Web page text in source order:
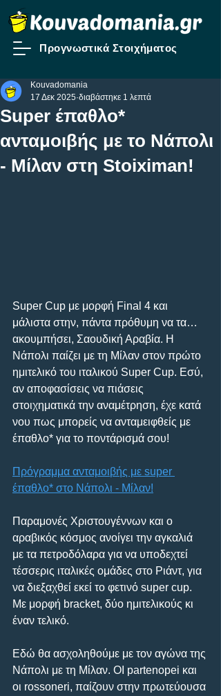
Προγνωστικά Στοιχήματος
Super έπαθλο*
ανταμοιβής με το Νάπολι
- Μίλαν στη Stoiximan!
Kouvadomania
17 Δεκ 2025 διαβάστηκε 1 λεπτά
Super Cup με μορφή Final 4 και
μάλιστα στην, πάντα πρόθυμη να τα…
ακουμπήσει, Σαουδική Αραβία. Η
Νάπολι παίζει με τη Μίλαν στον πρώτο
ημιτελικό του ιταλικού Super Cup. Εσύ,
αν αποφασίσεις να πιάσεις
στοιχηματικά την αναμέτρηση, έχε κατά
νου πως μπορείς να ανταμειφθείς με
έπαθλο* για το ποντάρισμά σου!
Πρόγραμμα ανταμοιβής με super
έπαθλο* στο Νάπολι - Μίλαν!
Παραμονές Χριστουγέννων και ο
αραβικός κόσμος ανοίγει την αγκαλιά
με τα πετροδόλαρα για να υποδεχτεί
τέσσερις ιταλικές ομάδες στο Ριάντ, για
να διεξαχθεί εκεί το φετινό super cup.
Με μορφή bracket, δύο ημιτελικούς κι
έναν τελικό.
Εδώ θα ασχοληθούμε με τον αγώνα της
Νάπολι με τη Μίλαν. ΟΙ partenopei και
οι rossoneri, παίζουν στην πρωτεύουσα